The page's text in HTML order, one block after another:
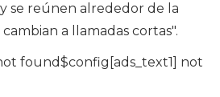
se reúnen alrededor de la
a llamadas cortas".
found$config[ads_text1] not